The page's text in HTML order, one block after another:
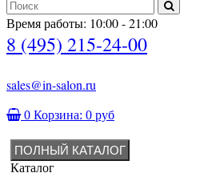
Время работы: 10:00 - 21:00
8 (495) 215-24-00
sales@in-salon.ru
0 Корзина: 0 руб
ПОЛНЫЙ КАТАЛОГ
Каталог